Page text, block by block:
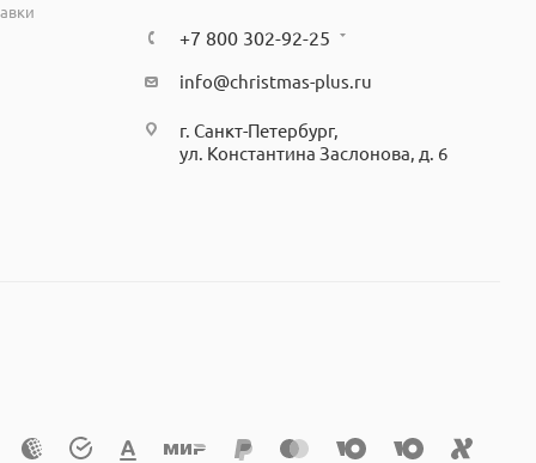
+7 800 302-92-25
info@christmas-plus.ru
г. Санкт-Петербург,
ул. Константина Заслонова, д. 6